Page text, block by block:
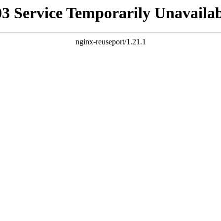
Service Temporarily
nginx-reuseport/1.21.1